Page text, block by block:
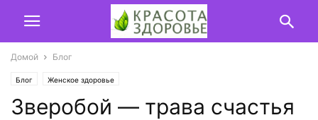
Домой Блог
Блог Женское здоровье
Зверобой — трава счастья